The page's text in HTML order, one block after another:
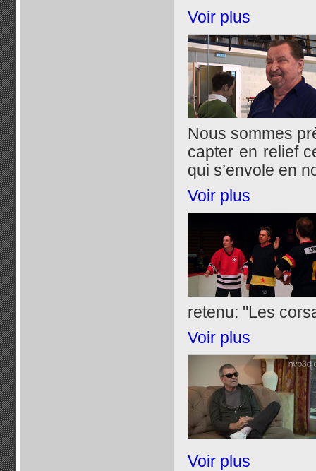
Voir plus
Nous sommes
capter en relief
qui s’envole en
Voir plus
retenu: "Les
Voir plus
Voir plus